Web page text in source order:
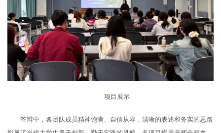
项目展示
答辩中，各团队成员精神饱满、自信从容，清晰的表述和务实的思路